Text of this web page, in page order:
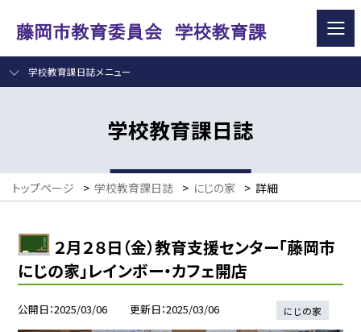
学校教育課日誌メニュー
学校教育課日誌
トップページ > 学校教育課日誌 > にじの家 > 詳細
２月２８日（金）教育支援センター「藤岡市
にじの家」レインボー・カフェ開店
公開日 2025/03/06 更新日 2025/03/06 にじの家